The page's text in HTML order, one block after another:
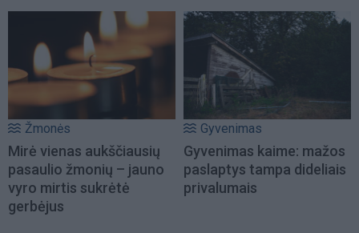
Žmonės
Mirė vienas aukščiausių
pasaulio žmonių – jauno
vyro mirtis sukrėtė
gerbėjus
Gyvenimas
Gyvenimas kaime: mažos
paslaptys tampa dideliais
privalumais